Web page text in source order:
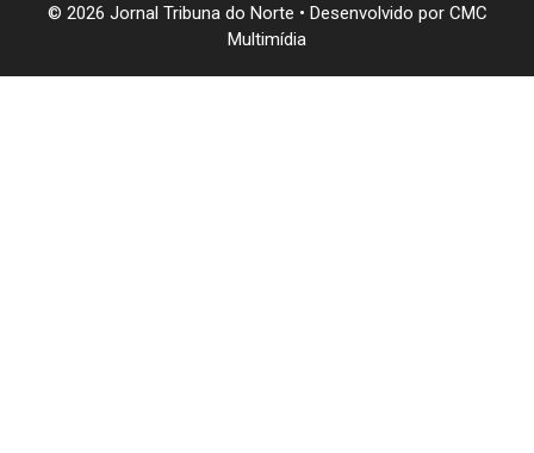
© 2026 Jornal Tribuna do Norte • Desenvolvido por CMC
Multimídia